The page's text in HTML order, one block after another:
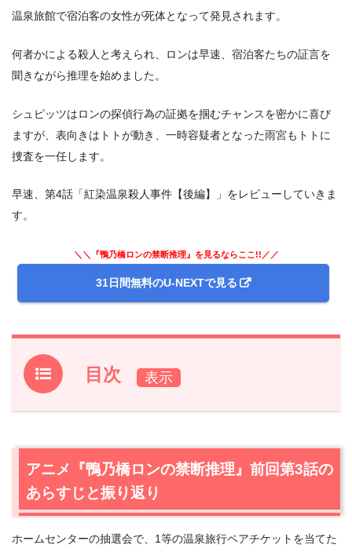
温泉旅館で宿泊客の女性が死体となって発見されます。
何者かによる殺人と考えられ、ロンは早速、宿泊客たちの証言を
聞きながら推理を始めました。
シュピッツはロンの探偵行為の証拠を掴むチャンスを密かに喜び
ますが、表向きはトトが動き、一時容疑者となった雨宮もトトに
捜査を一任します。
早速、第4話「紅染温泉殺人事件【後編】」をレビューしていきま
す。
＼＼『鴨乃橋ロンの禁断推理』を見るならここ!!／／
31日間無料のU-NEXTで見る
目次
1.アニメ『鴨乃橋ロンの禁断推理』前回第3話のあらすじと
【ネタバレあり】アニメ『鴨乃橋ロンの禁断推理』第4
話あらすじ・感想
2.1 雨宮のアリバイ
2.3大胆な犯行と稚拙な動機
アニメ『鴨乃橋ロンの禁断推理』前回第3話の
あらすじと振り返り
ホームセンターの抽選会で、1等の温泉旅行ペアチケットを当てた